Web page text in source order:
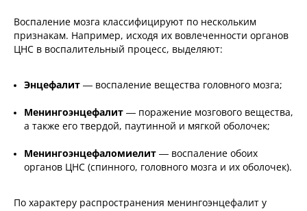
Воспаление мозга классифицируют по нескольким
признакам. Например, исходя их вовлеченности органов
ЦНС в воспалительный процесс, выделяют:
Энцефалит — воспаление вещества головного мозга;
Менингоэнцефалит — поражение мозгового вещества,
а также его твердой, паутинной и мягкой оболочек;
Менингоэнцефаломиелит — воспаление обоих
органов ЦНС (спинного, головного мозга и их оболочек).
По характеру распространения менингоэнцефалит у